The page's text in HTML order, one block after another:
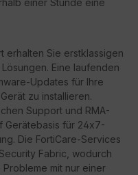
einer Stunde eine
erhalten Sie erstklassigen
Eine laufenden
Updates für Ihre
zu installieren.
Support und RMA-
Gerätebasis für 24x7-
Die FortiCare-Services
Fabric, wodurch
mit nur einer